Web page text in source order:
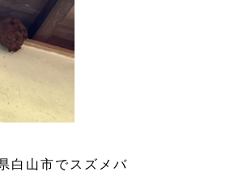
白山市でスズメバ